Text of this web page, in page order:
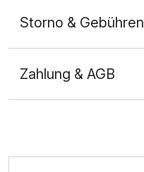
Storno & Gebühren
Zahlung & AGB